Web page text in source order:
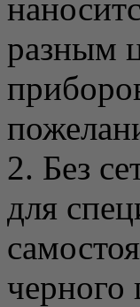
разным
2. Без
для
черного